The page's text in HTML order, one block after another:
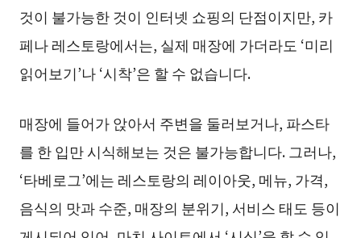
것이 불가능한 것이 인터넷 쇼핑의 단점이지만, 카
페나 레스토랑에서는, 실제 매장에 가더라도 ‘미리
읽어보기’나 ‘시착’은 할 수 없습니다.
매장에 들어가 앉아서 주변을 둘러보거나, 파스타
를 한 입만 시식해보는 것은 불가능합니다. 그러나,
‘타베로그’에는 레스토랑의 레이아웃, 메뉴, 가격,
음식의 맛과 수준, 매장의 분위기, 서비스 태도 등이